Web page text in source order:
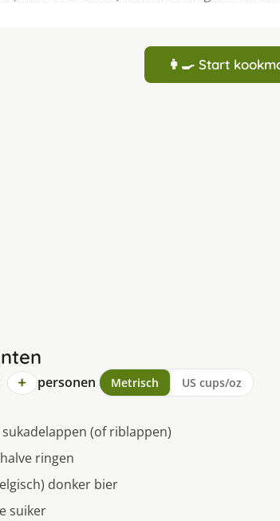
👩‍🍳 Start
+ personen Metrisch US cups/oz
(of riblappen)
ringen
donker bier
suiker